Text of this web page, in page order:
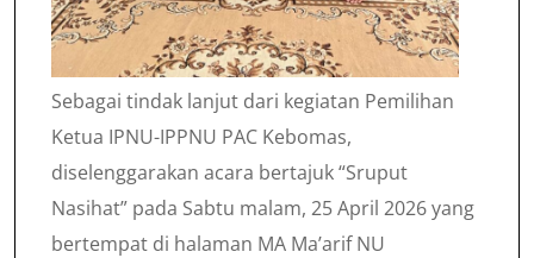
Sebagai tindak lanjut dari kegiatan Pemilihan
Ketua IPNU-IPPNU PAC Kebomas,
diselenggarakan acara bertajuk “Sruput
Nasihat” pada Sabtu malam, 25 April 2026 yang
bertempat di halaman MA Ma’arif NU